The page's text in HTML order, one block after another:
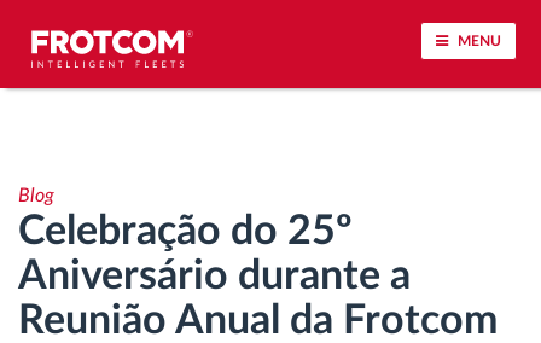
MENU
Análise do estilo de condução
Monitorização dos tempos de condução
Blog
Celebração do 25º
Aniversário durante a
Reunião Anual da Frotcom